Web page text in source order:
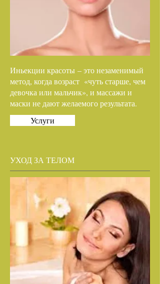
Иньекции красоты – это незаменимый
метод, когда возраст «чуть старше, чем
девочка или мальчик», и массажи и
маски не дают желаемого результата.
Услуги
УХОД ЗА ТЕЛОМ